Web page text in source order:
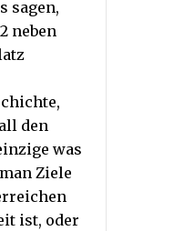
sagen,
neben
den
was
Ziele
ist, oder